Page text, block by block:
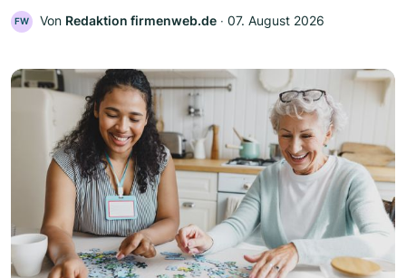
FW Von Redaktion firmenweb.de ‧ 07. August 2026